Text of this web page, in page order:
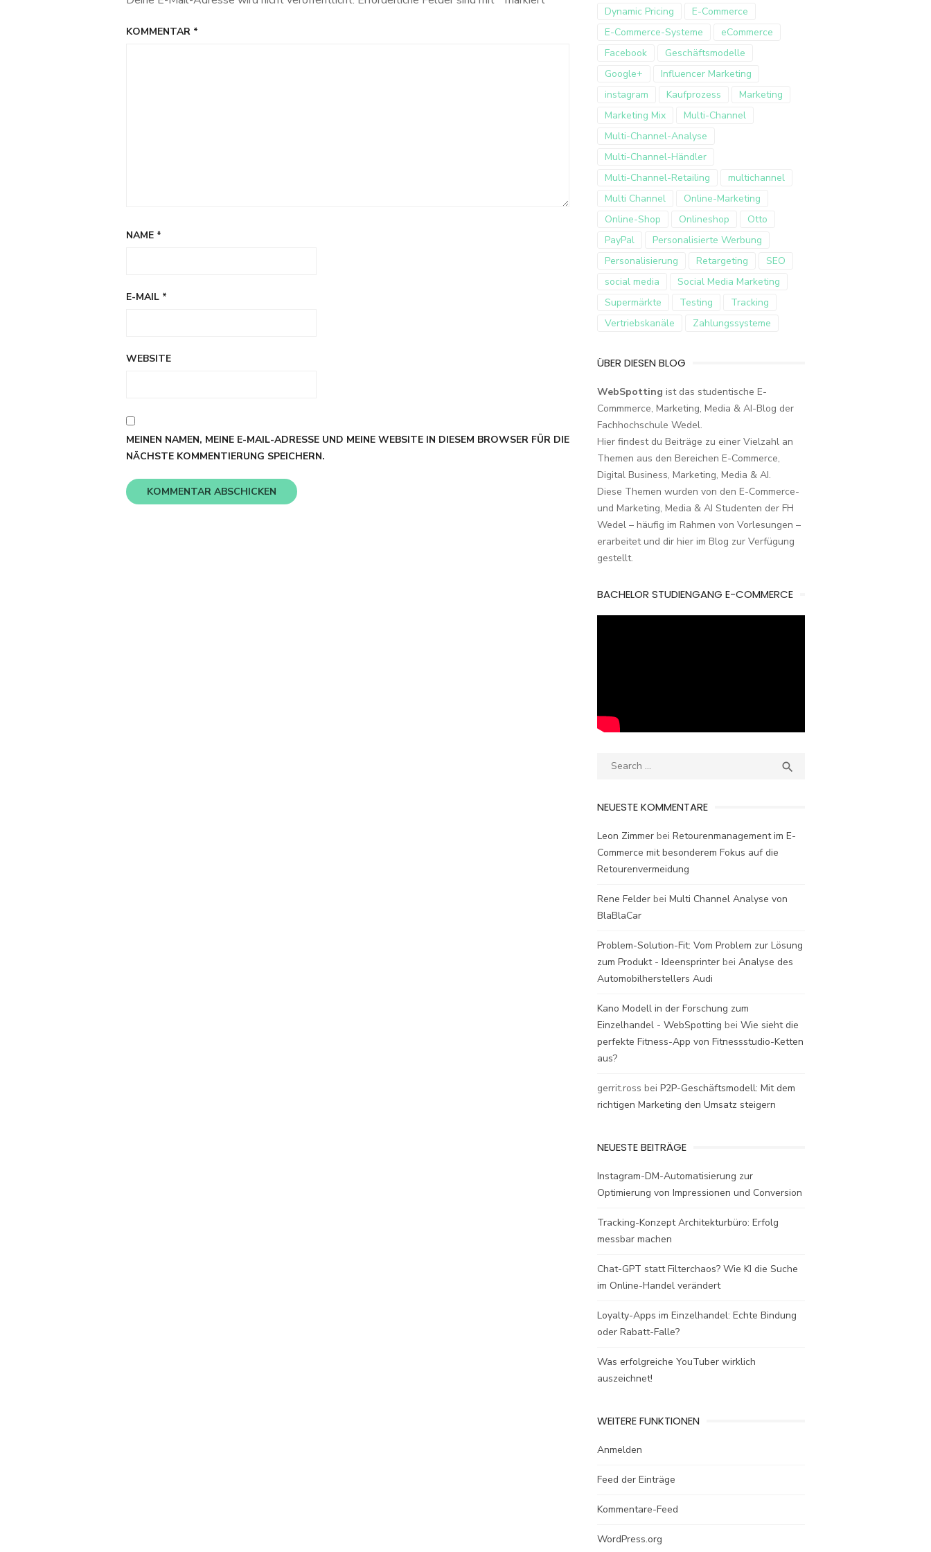
KOMMENTAR *
NAME *
E-MAIL *
WEBSITE
MEINEN NAMEN, MEINE E-MAIL-ADRESSE UND MEINE WEBSITE IN DIESEM BROWSER FÜR DIE
NÄCHSTE KOMMENTIERUNG SPEICHERN.
Dynamic Pricing
E-Commerce
E-Commerce-Systeme
eCommerce
Facebook
Geschäftsmodelle
Google+
Influencer Marketing
instagram
Kaufprozess
Marketing
Marketing Mix
Multi-Channel
Multi-Channel-Analyse
Multi-Channel-Händler
Multi-Channel-Retailing
multichannel
Multi Channel
Online-Marketing
Online-Shop
Onlineshop
Otto
PayPal
Personalisierte Werbung
Personalisierung
Retargeting
SEO
social media
Social Media Marketing
Supermärkte
Testing
Tracking
Vertriebskanäle
Zahlungssysteme
ÜBER DIESEN BLOG
WebSpotting ist das studentische E-
Commmerce, Marketing, Media & AI-Blog der
Fachhochschule Wedel.
Hier findest du Beiträge zu einer Vielzahl an
Themen aus den Bereichen E-Commerce,
Digital Business, Marketing, Media & AI.
Diese Themen wurden von den E-Commerce-
und Marketing, Media & AI Studenten der FH
Wedel – häufig im Rahmen von Vorlesungen –
erarbeitet und dir hier im Blog zur Verfügung
gestellt.
BACHELOR STUDIENGANG E-COMMERCE
Search

NEUESTE KOMMENTARE
Leon Zimmer bei Retourenmanagement im E-
Commerce mit besonderem Fokus auf die
Retourenvermeidung
Rene Felder bei Multi Channel Analyse von
BlaBlaCar
Problem-Solution-Fit: Vom Problem zur Lösung
zum Produkt - Ideensprinter bei Analyse des
Automobilherstellers Audi
Kano Modell in der Forschung zum
Einzelhandel - WebSpotting bei Wie sieht die
perfekte Fitness-App von Fitnessstudio-Ketten
aus?
gerrit.ross bei P2P-Geschäftsmodell: Mit dem
richtigen Marketing den Umsatz steigern
NEUESTE BEITRÄGE
Instagram-DM-Automatisierung zur
Optimierung von Impressionen und Conversion
Tracking-Konzept Architekturbüro: Erfolg
messbar machen
Chat-GPT statt Filterchaos? Wie KI die Suche
im Online-Handel verändert
Loyalty-Apps im Einzelhandel: Echte Bindung
oder Rabatt-Falle?
Was erfolgreiche YouTuber wirklich
auszeichnet!
WEITERE FUNKTIONEN
Anmelden
Feed der Einträge
Kommentare-Feed
WordPress.org